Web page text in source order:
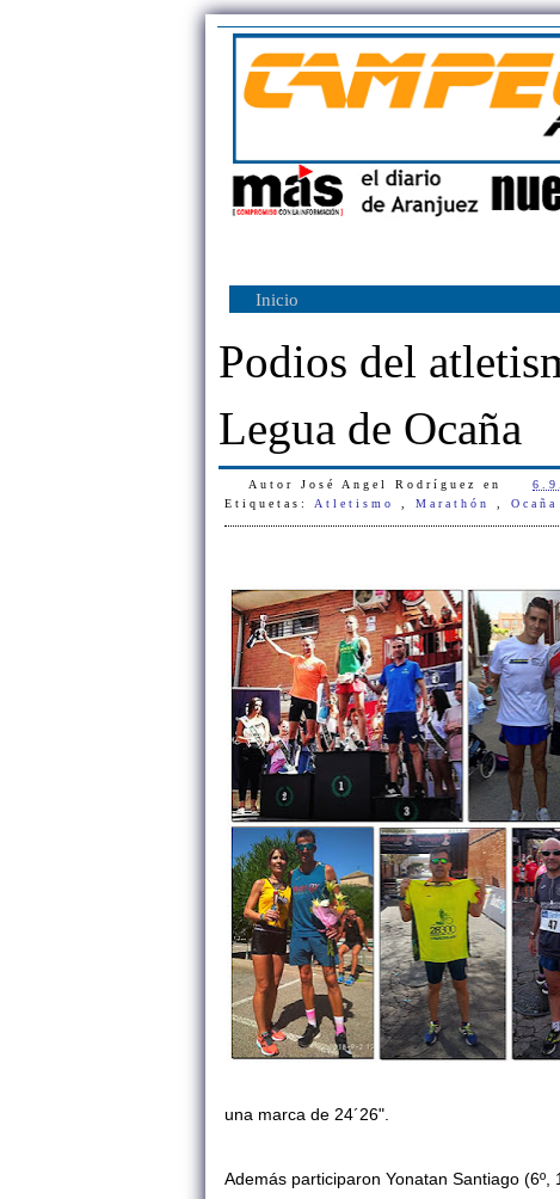
Inicio
Podios del
Legua de Ocaña
Autor José Angel Rodríguez en
Etiquetas: Atletismo Marathón Ocaña
una marca de 24´26".
Además participaron Yonatan Santiago (6º,